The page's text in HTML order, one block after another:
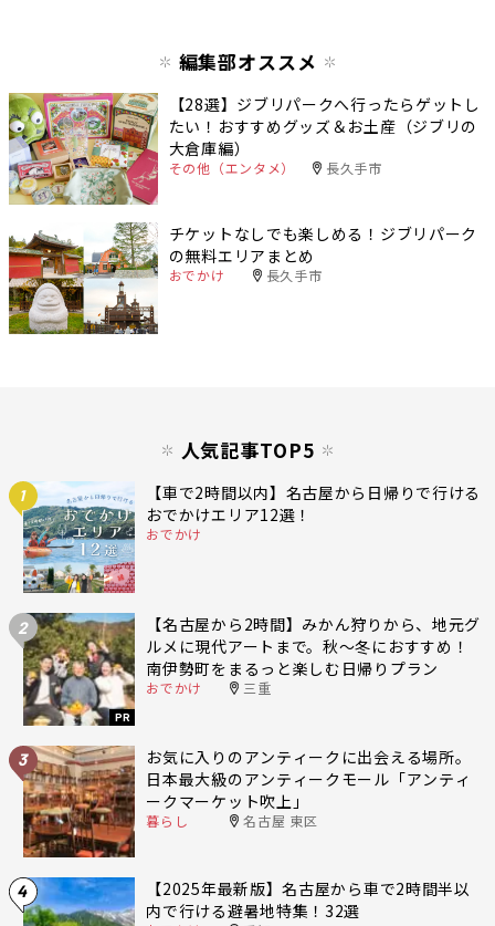
編集部オススメ
【28選】ジブリパークへ行ったらゲットし
たい！おすすめグッズ＆お土産（ジブリの
大倉庫編）
その他（エンタメ） 長久手市
チケットなしでも楽しめる！ジブリパーク
の無料エリアまとめ
おでかけ 長久手市
人気記事TOP5
1
【車で2時間以内】名古屋から日帰りで行ける
おでかけエリア12選！
おでかけ
2
PR
【名古屋から2時間】みかん狩りから、地元グ
ルメに現代アートまで。秋〜冬におすすめ！
南伊勢町をまるっと楽しむ日帰りプラン
おでかけ 三重
3
お気に入りのアンティークに出会える場所。
日本最大級のアンティークモール「アンティ
ークマーケット吹上」
暮らし 名古屋 東区
4
【2025年最新版】名古屋から車で2時間半以
内で行ける避暑地特集！32選